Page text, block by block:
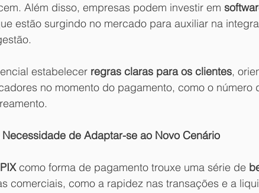
Além disso, empresas podem investir em
estão surgindo no mercado para auxiliar na
estabelecer regras claras para os clientes,
no momento do pagamento, como o número
de Adaptar-se ao Novo Cenário
PIX como forma de pagamento trouxe uma série de
comerciais, como a rapidez nas transações e a